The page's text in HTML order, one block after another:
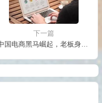
下一篇
中国电商黑马崛起，老板身价3200亿，反超马云让刘强东措手不及